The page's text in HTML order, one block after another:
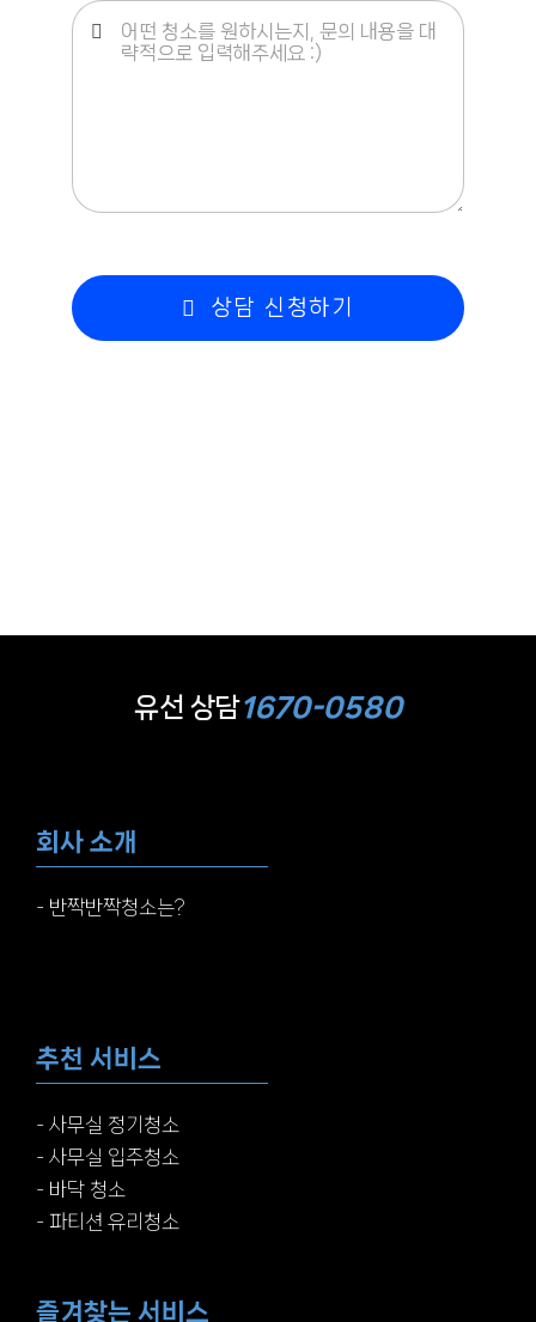
상담 신청하기
유선 상담1670-0580
회사 소개
반짝반짝청소는?
추천 서비스
사무실 정기청소
사무실 입주청소
바닥 청소
파티션 유리청소
즐겨찾는 서비스